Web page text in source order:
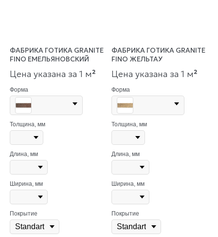
ФАБРИКА ГОТИКА GRANITE
FINO ЕМЕЛЬЯНОВСКИЙ
Цена указана за 1 м²
Форма
Толщина, мм
Длина, мм
Ширина, мм
Покрытие
ФАБРИКА ГОТИКА GRANITE
FINO ЖЕЛЬТАУ
Цена указана за 1 м²
Форма
Толщина, мм
Длина, мм
Ширина, мм
Покрытие